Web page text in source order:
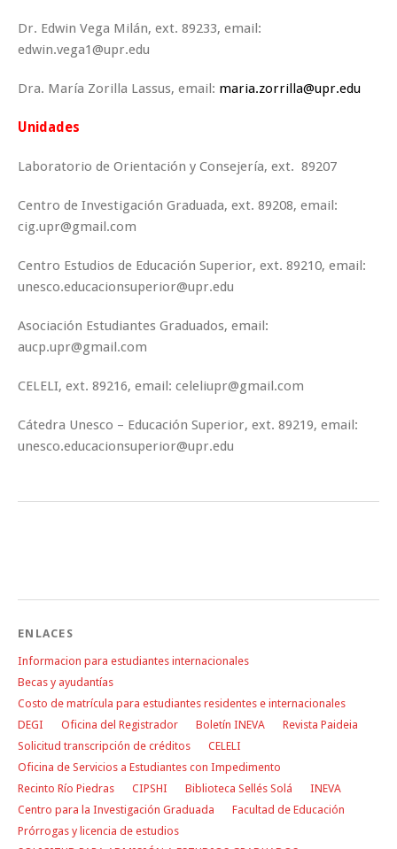
Dr. Edwin Vega Milán, ext. 89233, email:
edwin.vega1@upr.edu
Dra. María Zorilla Lassus, email: maria.zorrilla@upr.edu
Unidades
Laboratorio de Orientación y Consejería, ext. 89207
Centro de Investigación Graduada, ext. 89208, email:
cig.upr@gmail.com
Centro Estudios de Educación Superior, ext. 89210, email:
unesco.educacionsuperior@upr.edu
Asociación Estudiantes Graduados, email:
aucp.upr@gmail.com
CELELI, ext. 89216, email: celeliupr@gmail.com
Cátedra Unesco – Educación Superior, ext. 89219, email:
unesco.educacionsuperior@upr.edu
ENLACES
Informacion para estudiantes internacionales
Becas y ayudantías
Costo de matrícula para estudiantes residentes e internacionales
DEGI
Oficina del Registrador Boletín INEVA
Revista Paideia
Solicitud transcripción de créditos
CELELI
Oficina de Servicios a Estudiantes con Impedimento
Recinto Río Piedras
CIPSHI Biblioteca Sellés Solá
INEVA
Centro para la Investigación Graduada
Facultad de Educación
Prórrogas y licencia de estudios